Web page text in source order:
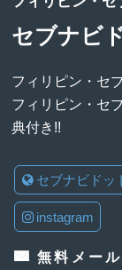
セブナビ
フィリピン・セ
フィリピン・セ
典付き!!
セブナビドッ
instagram
無料メー